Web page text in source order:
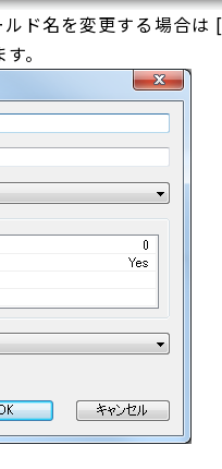
ド名を変更する場合
。